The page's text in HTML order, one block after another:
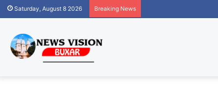
Saturday, August 8 2026 Breaking News